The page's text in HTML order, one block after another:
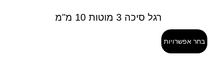
רגל סיכה 3 מוטות 10 מ"מ
בחר אפשרויות